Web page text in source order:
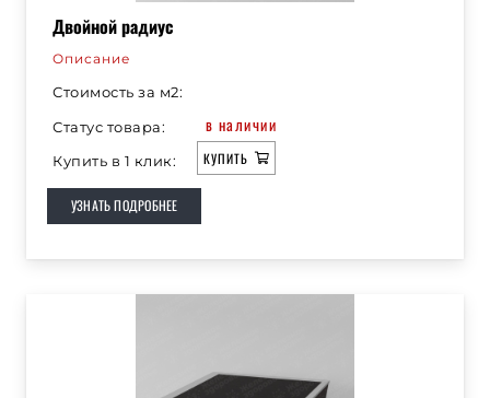
Двойной радиус
Описание
Стоимость за м2:
Статус товара:
в наличии
Купить в 1 клик: КУПИТЬ
УЗНАТЬ ПОДРОБНЕЕ